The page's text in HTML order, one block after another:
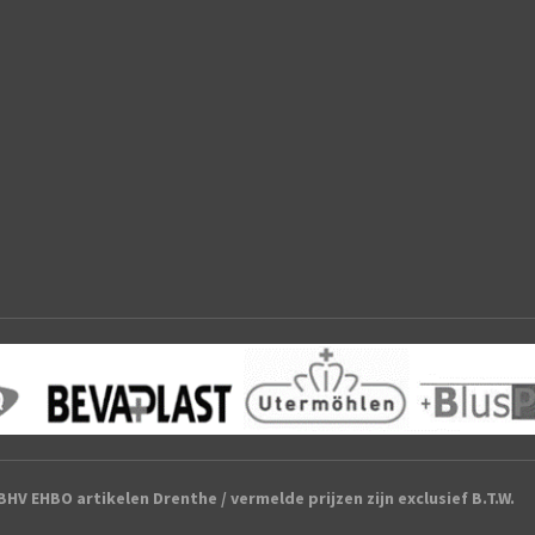
EHBO artikelen Drenthe / vermelde prijzen zijn exclusief B.T.W.